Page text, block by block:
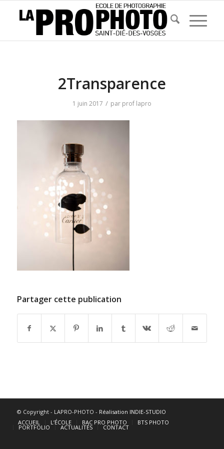
2Transparence
1 juin 2017 / par prof lapro
Partager cette publication
© Copyright - LAPRO-PHOTO - Réalisation INDIE-STUDIO
ACCUEIL
L’ÉCOLE BAC PRO PHOTO BTS PHOTO
PORTFOLIO ACTUALITÉS CONTACT